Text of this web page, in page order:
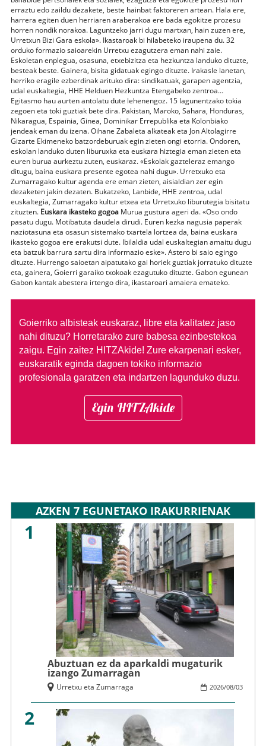
erraztu edo zaildu dezakete, beste hainbat faktoreren artean. Hala ere,
harrera egiten duen herriaren araberakoa ere bada egokitze prozesu
horren nondik norakoa. Laguntzeko jarri dugu martxan, hain zuzen ere,
Urretxun Bizi Gara eskola». Ikastaroak bi hilabeteko iraupena du. 32
orduko formazio saioarekin Urretxu ezagutzera eman nahi zaie.
Eskoletan enplegua, osasuna, etxebizitza eta hezkuntza landuko dituzte,
besteak beste. Gainera, bisita gidatuak egingo dituzte. Irakasle lanetan,
herriko eragile ezberdinak arituko dira: sindikatuak, garapen agentzia,
udal euskaltegia, HHE Helduen Hezkuntza Etengabeko zentroa…
Egitasmo hau aurten antolatu dute lehenengoz. 15 lagunentzako tokia
zegoen eta toki guztiak bete dira. Pakistan, Maroko, Sahara, Honduras,
Nikaragua, Espainia, Ginea, Dominikar Errepublika eta Kolonbiako
jendeak eman du izena. Oihane Zabaleta alkateak eta Jon Altolagirre
Gizarte Ekimeneko batzordeburuak egin zieten ongi etorria. Ondoren,
eskolan landuko duten liburuxka eta euskara hiztegia eman zieten eta
euren burua aurkeztu zuten, euskaraz. «Eskolak gazteleraz emango
ditugu, baina euskara presente egotea nahi dugu». Urretxuko eta
Zumarragako kultur agenda ere eman zieten, aisialdian zer egin
dezaketen jakin dezaten. Bukatzeko, Lanbide, HHE zentroa, udal
euskaltegia, Zumarragako kultur etxea eta Urretxuko liburutegia bisitatu
zituzten. Euskara ikasteko gogoaMurua gustura ageri da. «Oso ondo
pasatu dugu. Motibatuta daudela dirudi. Euren kezka nagusia paperak
naziotasuna eta osasun sistemako txartela lortzea da, baina euskara
ikasteko gogoa ere erakutsi dute. Ibilaldia udal euskaltegian amaitu dugu
eta batzuk barrura sartu dira informazio eske». Astero bi saio egingo
dituzte. Hurrengo saioetan aipatutako gai horiek guztiak jorratuko dituzte
eta, gainera, Goierri garaiko txokoak ezagutuko dituzte. Gabon egunean
Gabon kantak abestera irtengo dira, ikastaroari amaiera emateko.
Goierriko albisteak euskaraz, libre eta kalitatez jaso
nahi dituzu? Horretarako zure babesa ezinbestekoa
zaigu. Egin zaitez HITZAkide! Zure ekarpenari esker,
euskaratik eginda dagoen tokiko informazio
profesionala garatzen eta indartzen lagunduko duzu.
Egin HITZAkide
AZKEN 7 EGUNETAKO IRAKURRIENAK
1
Abuztuan ez da aparkaldi mugaturik
izango Zumarragan
2026/08/03
Urretxu eta Zumarraga
2